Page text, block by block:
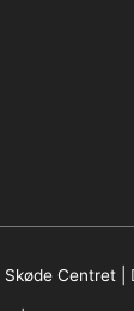
Skøde Centret